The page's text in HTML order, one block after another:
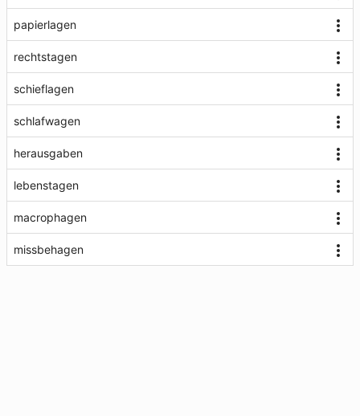
papierlagen
rechtstagen
schieflagen
schlafwagen
herausgaben
lebenstagen
macrophagen
missbehagen